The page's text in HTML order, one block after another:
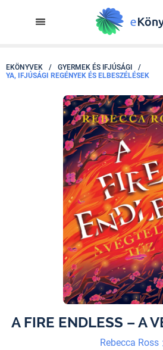
EKÖNYVEK / GYERMEK ÉS IFJÚSÁGI
/
YA, IFJÚSÁGI REGÉNYEK ÉS ELBESZÉLÉSEK
A FIRE ENDLESS – A
Rebecca Ross